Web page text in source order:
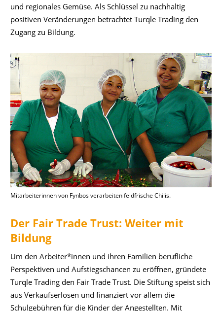
und regionales Gemüse. Als Schlüssel zu nachhaltig
positiven Veränderungen betrachtet Turqle Trading den
Zugang zu Bildung.
Mitarbeiterinnen von Fynbos verarbeiten feldfrische Chilis.
Der Fair Trade Trust: Weiter mit
Bildung
Um den Arbeiter*innen und ihren Familien berufliche
Perspektiven und Aufstiegschancen zu eröffnen, gründete
Turqle Trading den Fair Trade Trust. Die Stiftung speist sich
aus Verkaufserlösen und finanziert vor allem die
Schulgebühren für die Kinder der Angestellten. Mit